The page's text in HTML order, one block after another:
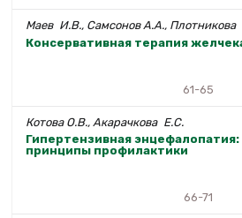
Маев И.В., Самсонов А.А.,
Консервативная терапия
61-65
Котова О.В., Акарачкова Е.С.
Гипертензивная
принципы профилактики
66-71